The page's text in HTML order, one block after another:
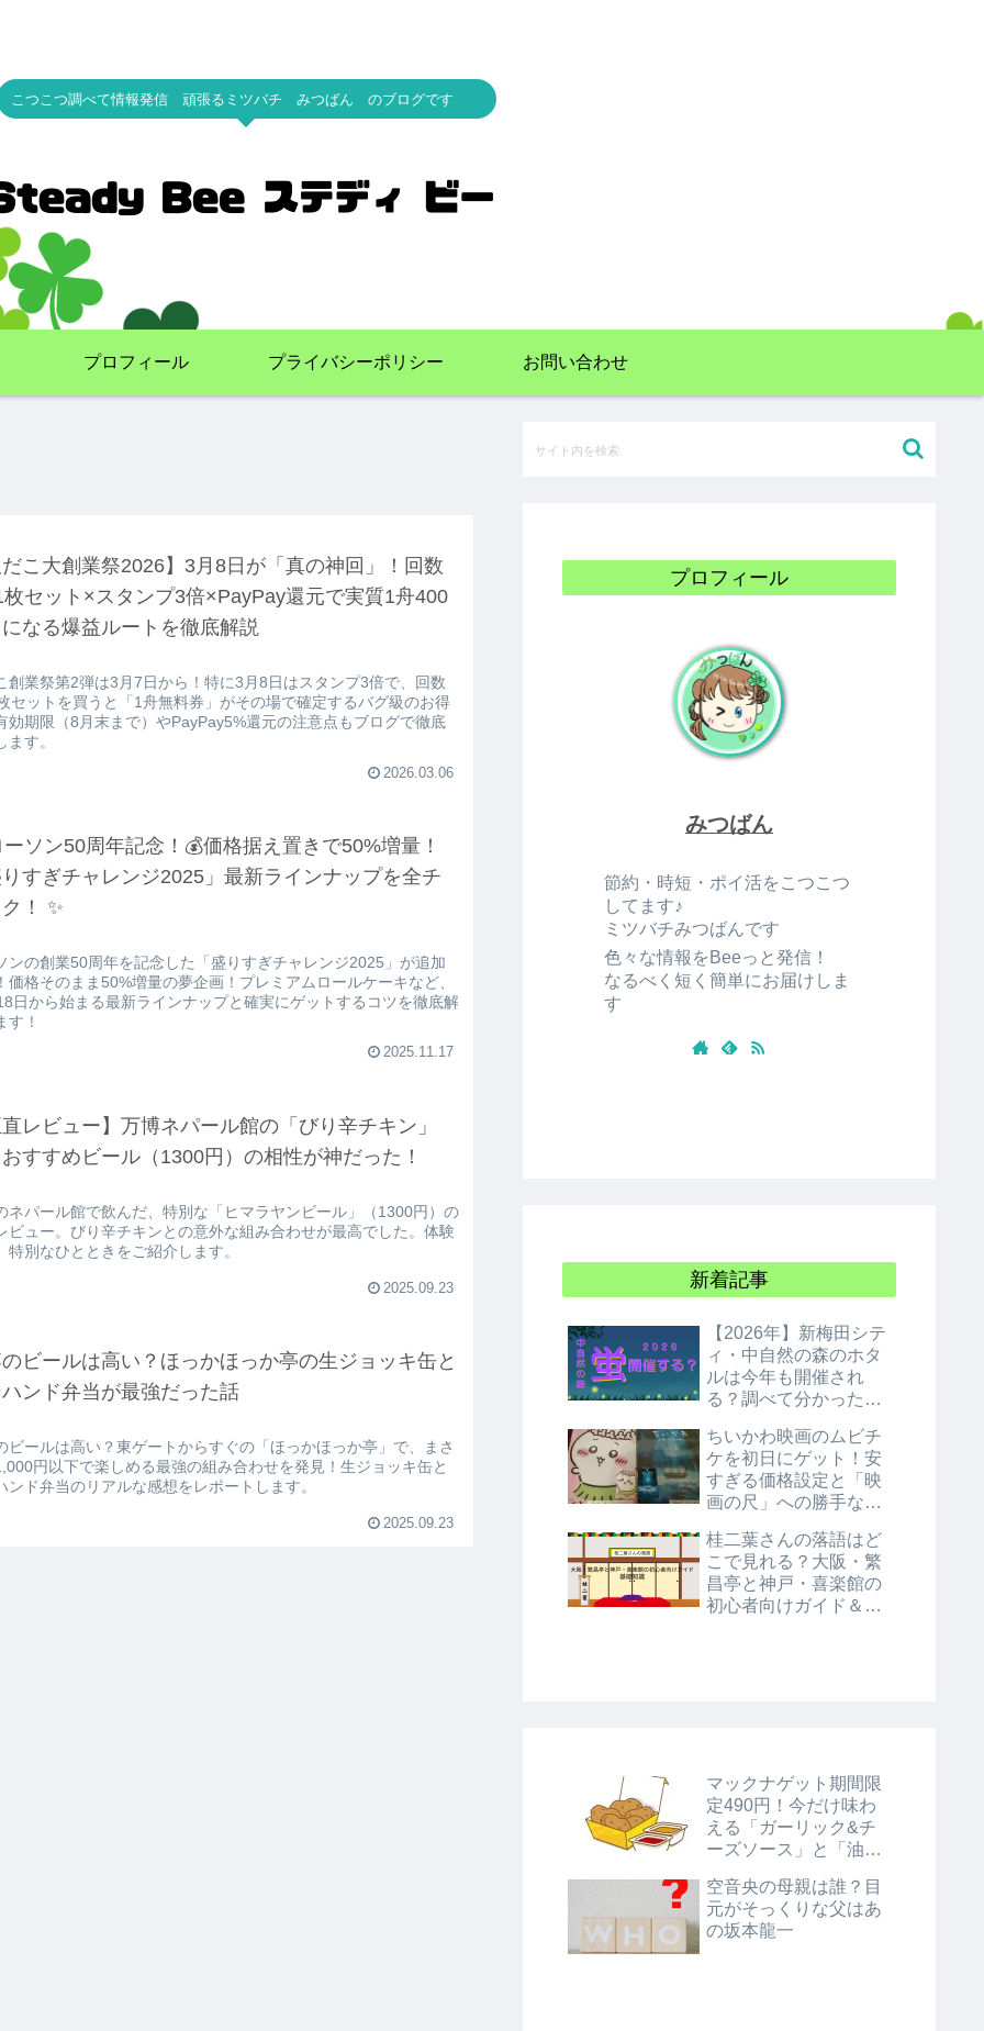
こつこつ調べて情報発信 頑張るミツバチ みつばん のブログです
プロフィール プライバシーポリシー お問い合わせ
こ大創業祭2026】3月8日が「真の神回」！回数
セット×スタンプ3倍×PayPay還元で実質1舟400
なる爆益ルートを徹底解説
創業祭第2弾は3月7日から！特に3月8日はスタンプ3倍で、回数
セットを買うと「1舟無料券」がその場で確定するバグ級のお得
効期限（8月末まで）やPayPay5%還元の注意点もブログで徹底
ます。
2026.03.06
ーソン50周年記念！💰価格据え置きで50%増量！
すぎチャレンジ2025」最新ラインナップを全チ
！ ✨
ンの創業50周年を記念した「盛りすぎチャレンジ2025」が追加
価格そのまま50%増量の夢企画！プレミアムロールケーキなど、
日から始まる最新ラインナップと確実にゲットするコツを徹底解
す！
2025.11.17
レビュー】万博ネパール館の「びり辛チキン」
すすめビール（1300円）の相性が神だった！
ネパール館で飲んだ、特別な「ヒマラヤンビール」（1300円）の
ビュー。びり辛チキンとの意外な組み合わせが最高でした。体験
特別なひとときをご紹介します。
2025.09.23
ビールは高い？ほっかほっか亭の生ジョッキ缶と
ンド弁当が最強だった話
ビールは高い？東ゲートからすぐの「ほっかほっか亭」で、まさ
円以下で楽しめる最強の組み合わせを発見！生ジョッキ缶と
ンド弁当のリアルな感想をレポートします。
2025.09.23
プロフィール
みつばん
節約・時短・ポイ活をこつこつ
してます♪
ミツバチみつばんです
色々な情報をBeeっと発信！
なるべく短く簡単にお届けしま
す
新着記事
【2026年】新梅田シテ
ィ・中自然の森のホタ
ルは今年も開催され
る？調べて分かった衝
ちいかわ映画のムビチ
ケを初日にゲット！安
すぎる価格設定と「映
画の尺」への勝手な考
桂二葉さんの落語はど
こで見れる？大阪・繁
昌亭と神戸・喜楽館の
初心者向けガイド＆基
マックナゲット期間限
定490円！今だけ味わ
える「ガーリック&チ
ーズソース」と「油淋
空音央の母親は誰？目
元がそっくりな父はあ
の坂本龍一